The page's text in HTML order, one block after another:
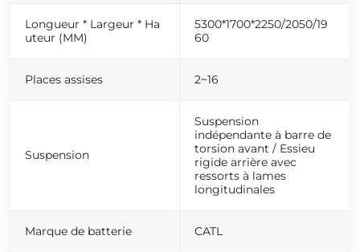
Longueur * Largeur * Ha
uteur (MM)
5300*1700*2250/2050/19
60
Places assises 2~16
Suspension
Suspension
indépendante à barre de
torsion avant / Essieu
rigide arrière avec
ressorts à lames
longitudinales
Marque de batterie CATL